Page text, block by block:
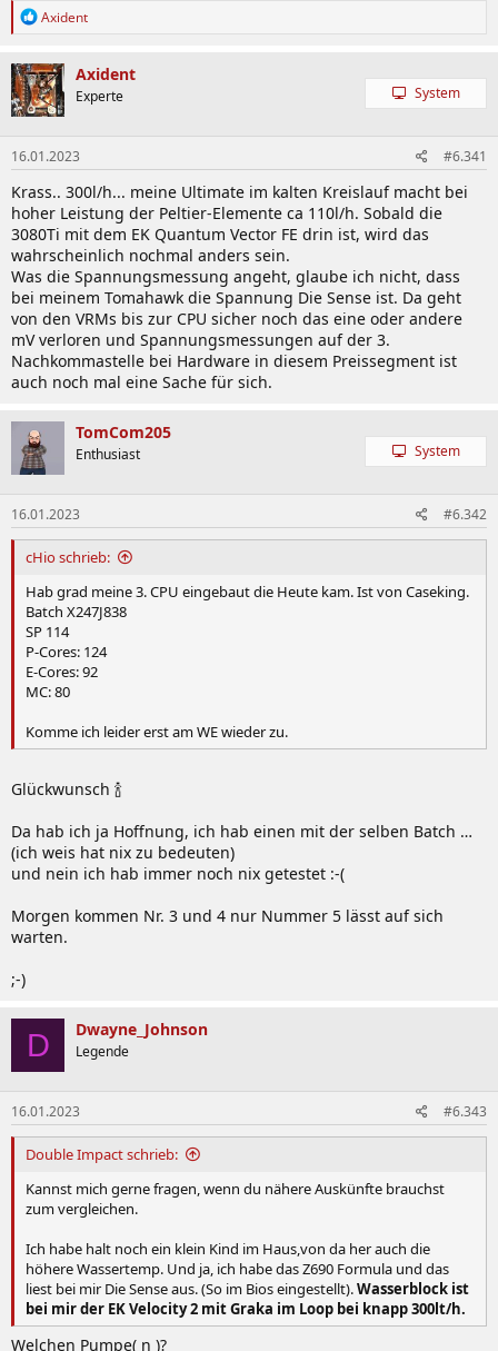
R
k
t
i
o
n
e
n
:
Axident
Axident
Experte System
16.01.2023 #6.341
Krass.. 300l/h... meine Ultimate im kalten Kreislauf macht bei
hoher Leistung der Peltier-Elemente ca 110l/h. Sobald die
3080Ti mit dem EK Quantum Vector FE drin ist, wird das
wahrscheinlich nochmal anders sein.
Was die Spannungsmessung angeht, glaube ich nicht, dass
bei meinem Tomahawk die Spannung Die Sense ist. Da geht
von den VRMs bis zur CPU sicher noch das eine oder andere
mV verloren und Spannungsmessungen auf der 3.
Nachkommastelle bei Hardware in diesem Preissegment ist
auch noch mal eine Sache für sich.
TomCom205
Enthusiast System
16.01.2023 #6.342
cHio schrieb:
Hab grad meine 3. CPU eingebaut die Heute kam. Ist von Caseking.
Batch X247J838
SP 114
P-Cores: 124
E-Cores: 92
MC: 80
Komme ich leider erst am WE wieder zu.
Glückwunsch 🍾
Da hab ich ja Hoffnung, ich hab einen mit der selben Batch …
(ich weis hat nix zu bedeuten)
und nein ich hab immer noch nix getestet :-(
Morgen kommen Nr. 3 und 4 nur Nummer 5 lässt auf sich
warten.
;-)
D Dwayne_Johnson
Legende
16.01.2023 #6.343
Double Impact schrieb:
Kannst mich gerne fragen, wenn du nähere Auskünfte brauchst
zum vergleichen.
Ich habe halt noch ein klein Kind im Haus,von da her auch die
höhere Wassertemp. Und ja, ich habe das Z690 Formula und das
liest bei mir Die Sense aus. (So im Bios eingestellt).Wasserblock ist
bei mir der EK Velocity 2 mit Graka im Loop bei knapp 300lt/h.
Welchen Pumpe( n )?